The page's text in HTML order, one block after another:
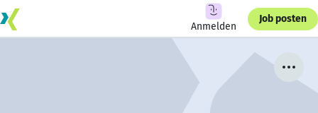
Anmelden
Job posten